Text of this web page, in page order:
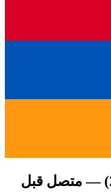
(2026) — متصل قبل